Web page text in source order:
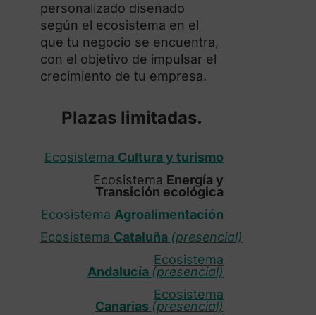
personalizado diseñado
según el ecosistema en el
que tu negocio se encuentra,
con el objetivo de impulsar el
crecimiento de tu empresa.
Plazas limitadas.
Ecosistema Cultura y turismo
Ecosistema Energía y
Transición ecológica
Ecosistema Agroalimentación
Ecosistema Cataluña (presencial)
Ecosistema
Andalucía (presencial)
Ecosistema
Canarias (presencial)